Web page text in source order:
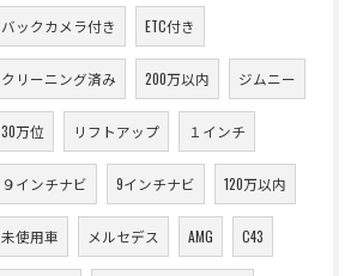
バックカメラ付き ETC付き
クリーニング済み 200万以内 ジムニー
30万位 リフトアップ １インチ
９インチナビ 9インチナビ 120万以内
未使用車 メルセデス AMG C43